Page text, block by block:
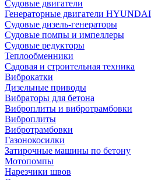
Судовые двигатели
Генераторные двигатели HYUNDAI
Судовые дизель-генераторы
Судовые помпы и импеллеры
Судовые редукторы
Теплообменники
Садовая и строительная техника
Виброкатки
Дизельные приводы
Вибраторы для бетона
Виброплиты и вибротрамбовки
Виброплиты
Вибротрамбовки
Газонокосилки
Затирочные машины по бетону
Мотопомпы
Нарезчики швов